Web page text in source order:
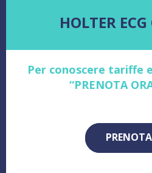
HOLTER
Per conoscere tariffe
“PRENOTA